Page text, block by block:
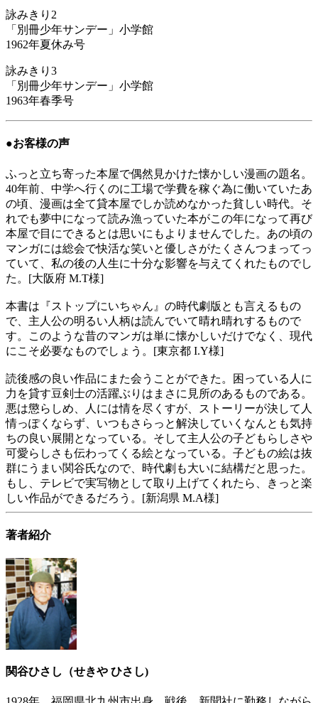
詠みきり2
「別冊少年サンデー」小学館
1962年夏休み号
詠みきり3
「別冊少年サンデー」小学館
1963年春季号
●お客様の声
ふっと立ち寄った本屋で偶然見かけた懐かしい漫画の題名。
40年前、中学へ行くのに工場で学費を稼ぐ為に働いていたあ
の頃、漫画は全て貸本屋でしか読めなかった貧しい時代。そ
れでも夢中になって読み漁っていた本がこの年になって再び
本屋で目にできるとは思いにもよりませんでした。あの頃の
マンガには総会で快活な笑いと優しさがたくさんつまってっ
ていて、私の後の人生に十分な影響を与えてくれたものでし
た。[大阪府 M.T様]
本書は『ストップにいちゃん』の時代劇版とも言えるもの
で、主人公の明るい人柄は読んでいて晴れ晴れするもので
す。このような昔のマンガは単に懐かしいだけでなく、現代
にこそ必要なものでしょう。[東京都 I.Y様]
読後感の良い作品にまた会うことができた。困っている人に
力を貸す豆剣士の活躍ぶりはまさに見所のあるものである。
悪は懲らしめ、人には情を尽くすが、ストーリーが決して人
情っぽくならず、いつもさらっと解決していくなんとも気持
ちの良い展開となっている。そして主人公の子どもらしさや
可愛らしさも伝わってくる絵となっている。子どもの絵は抜
群にうまい関谷氏なので、時代劇も大いに結構だと思った。
もし、テレビで実写物として取り上げてくれたら、きっと楽
しい作品ができるだろう。[新潟県 M.A様]
著者紹介
関谷ひさし（せきや ひさし)